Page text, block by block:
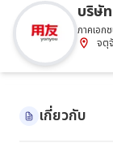
บริษั
ภาคเอก
จตุ
เกี่ยวกับ